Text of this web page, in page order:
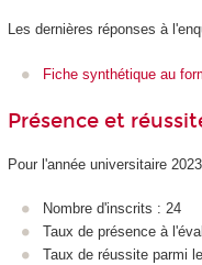
Les dernières réponses à
Fiche synthétique au
Présence et
Pour l'année universitaire
Nombre d'inscrits : 24
Taux de présence à
Taux de réussite parmi